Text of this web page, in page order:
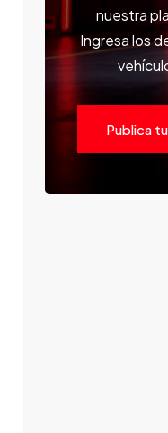
nuestra
Ingresa los
Publica